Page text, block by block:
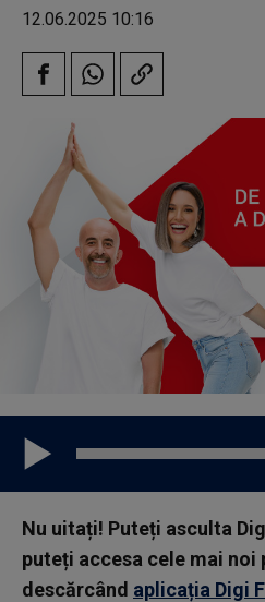
12.06.2025 10:16
Nu uitați! Puteți asculta
puteți accesa cele mai
descărcând aplicația Digi